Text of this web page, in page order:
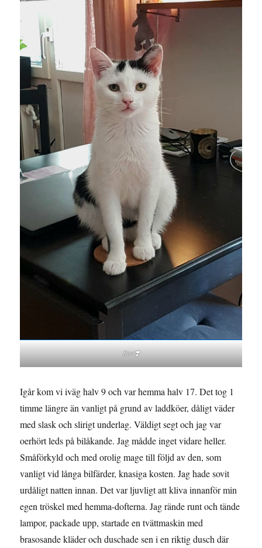
Siri❣️
Igår kom vi iväg halv 9 och var hemma halv 17. Det tog 1
timme längre än vanligt på grund av laddköer, dåligt väder
med slask och slirigt underlag. Väldigt segt och jag var
oerhört leds på bilåkande. Jag mådde inget vidare heller.
Småförkyld och med orolig mage till följd av den, som
vanligt vid långa bilfärder, knasiga kosten. Jag hade sovit
urdåligt natten innan. Det var ljuvligt att kliva innanför min
egen tröskel med hemma-dofterna. Jag rände runt och tände
lampor, packade upp, startade en tvättmaskin med
brasosande kläder och duschade sen i en riktig dusch där